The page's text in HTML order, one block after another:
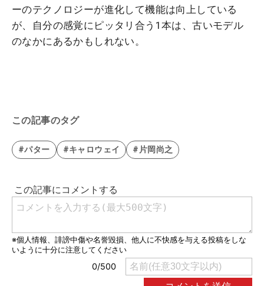
ーのテクノロジーが進化して機能は向上している
が、自分の感覚にピッタリ合う1本は、古いモデル
のなかにあるかもしれない。
この記事のタグ
#パター #キャロウェイ #片岡尚之